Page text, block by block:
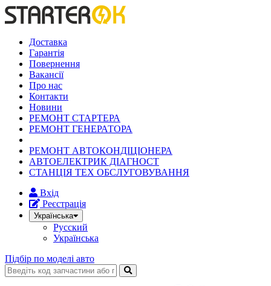
Доставка
Гарантія
Повернення
Вакансії
Про нас
Контакти
Новини
РЕМОНТ СТАРТЕРА
РЕМОНТ ГЕНЕРАТОРА
РЕМОНТ АВТОКОНДІЦІОНЕРА
АВТОЕЛЕКТРИК ДІАГНОСТ
СТАНЦІЯ ТЕХ ОБСЛУГОВУВАННЯ
Вхід
Реєстрація
Українська
Русский
Українська
Підбір по моделі авто